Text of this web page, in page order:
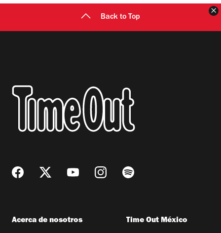
Back to Top
Acerca de nosotros Time Out México